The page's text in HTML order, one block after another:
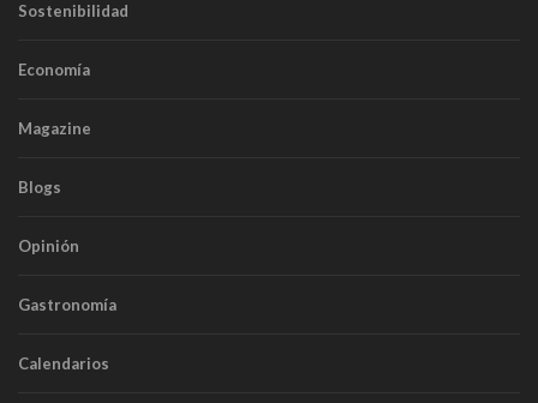
Sostenibilidad
Economía
Magazine
Blogs
Opinión
Gastronomía
Calendarios